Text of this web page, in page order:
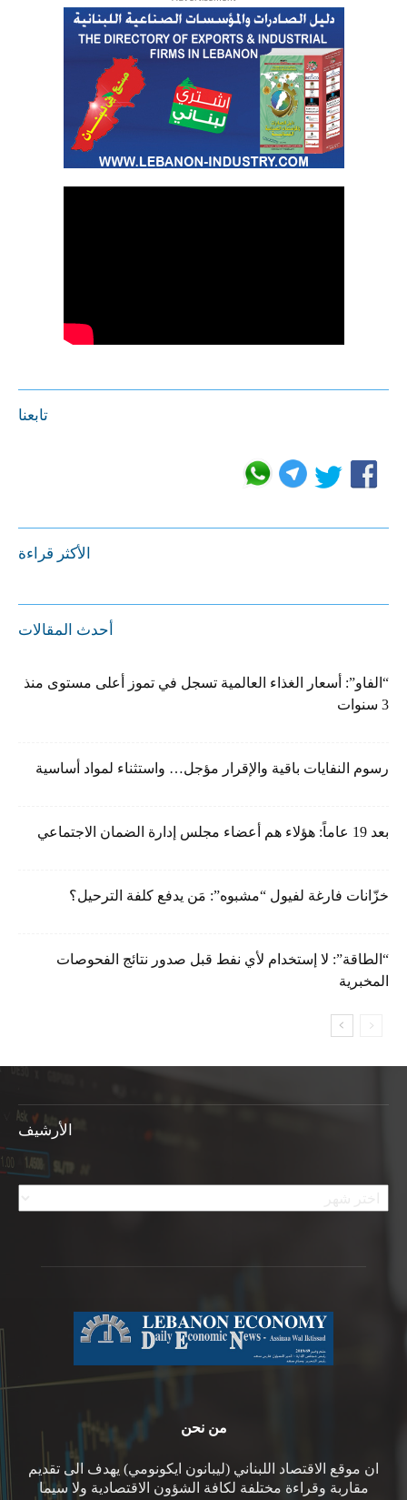
تابعنا
الأكثر قراءة
أحدث المقالات
“الفاو”: أسعار الغذاء العالمية تسجل في تموز أعلى مستوى منذ
3 سنوات
رسوم النفايات باقية والإقرار مؤجل… واستثناء لمواد أساسية
بعد 19 عاماً: هؤلاء هم أعضاء مجلس إدارة الضمان الاجتماعي
خزّانات فارغة لفيول “مشبوه”: مَن يدفع كلفة الترحيل؟
“الطاقة”: لا إستخدام لأي نفط قبل صدور نتائج الفحوصات
المخبرية
الأرشيف
الأرشيف
من نحن
ان موقع الاقتصاد اللبناني (ليبانون ايكونومي) يهدف الى تقديم
مقاربة وقراءة مختلفة لكافة الشؤون الاقتصادية ولا سيما